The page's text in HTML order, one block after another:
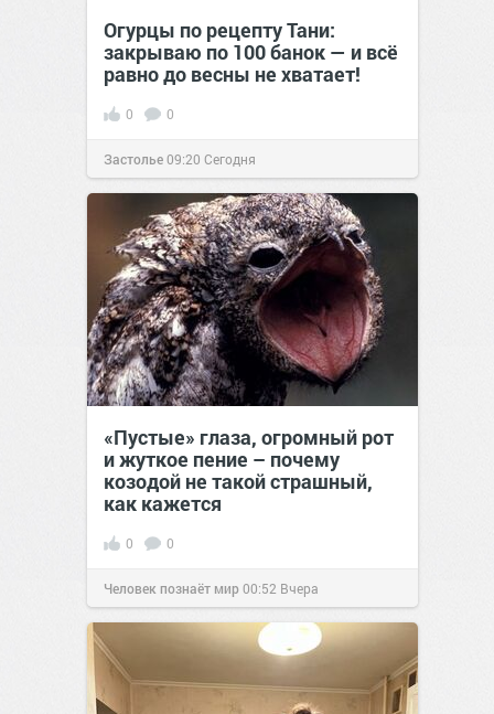
Огурцы по рецепту Тани:
закрываю по 100 банок — и всё
равно до весны не хватает!
0 0
Застолье09:20 Сегодня
«Пустые» глаза, огромный рот
и жуткое пение – почему
козодой не такой страшный,
как кажется
0 0
Человек познаёт мир00:52 Вчера